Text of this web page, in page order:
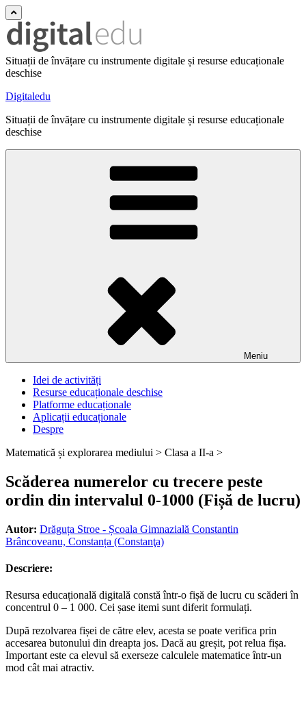
Situații de învățare cu instrumente digitale și resurse educaționale
deschise
Digitaledu
Situații de învățare cu instrumente digitale și resurse educaționale
deschise
Meniu
Idei de activități
Resurse educaționale deschise
Platforme educaționale
Aplicații educaționale
Despre
Matematică și explorarea mediului > Clasa a II-a >
Scăderea numerelor cu trecere peste
ordin din intervalul 0-1000 (Fișă de lucru)
Autor: Drăguța Stroe - Școala Gimnazială Constantin
Brâncoveanu, Constanța (Constanţa)
Descriere:
Resursa educațională digitală constă într-o fișă de lucru cu scăderi în
concentrul 0 – 1 000. Cei șase itemi sunt diferit formulați.
După rezolvarea fișei de către elev, acesta se poate verifica prin
accesarea butonului din dreapta jos. Dacă au greșit, pot relua fișa.
Important este ca elevul să exerseze calculele matematice într-un
mod cât mai atractiv.